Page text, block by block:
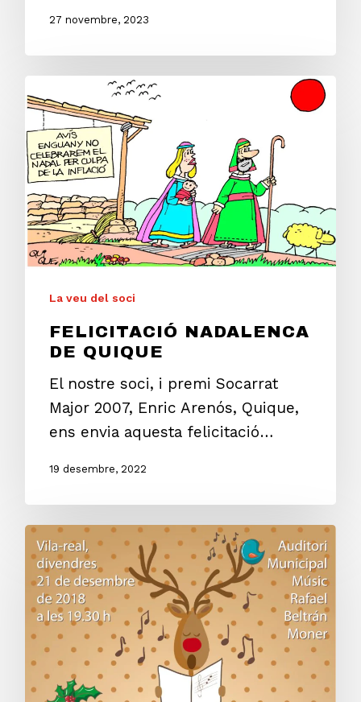
27 novembre, 2023
La veu del soci
FELICITACIÓ NADALENCA
DE QUIQUE
El nostre soci, i premi Socarrat
Major 2007, Enric Arenós, Quique,
ens envia aquesta felicitació…
19 desembre, 2022